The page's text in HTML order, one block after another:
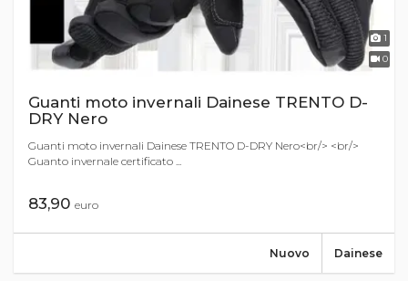
1
0
Guanti moto invernali Dainese TRENTO D-
DRY Nero
Guanti moto invernali Dainese TRENTO D-DRY Nero<br/> <br/>
Guanto invernale certificato ...
83,90 euro
Dainese
Nuovo